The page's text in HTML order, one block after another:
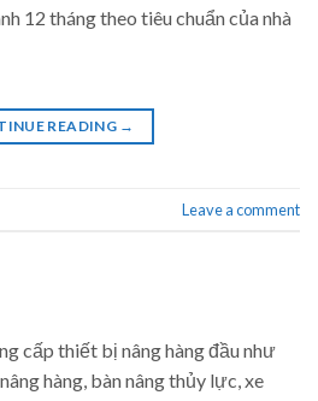
12 tháng theo tiêu chuẩn của nhà
READING →
Leave a comment
cấp thiết bị nâng hàng đầu như
hàng, bàn nâng thủy lực, xe